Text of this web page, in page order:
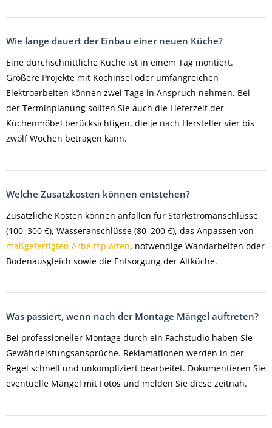
Wie lange dauert der Einbau einer neuen Küche?
Eine durchschnittliche Küche ist in einem Tag montiert.
Größere Projekte mit Kochinsel oder umfangreichen
Elektroarbeiten können zwei Tage in Anspruch nehmen. Bei
der Terminplanung sollten Sie auch die Lieferzeit der
Küchenmöbel berücksichtigen, die je nach Hersteller vier bis
zwölf Wochen betragen kann.
Welche Zusatzkosten können entstehen?
Zusätzliche Kosten können anfallen für Starkstromanschlüsse
(100–300 €), Wasseranschlüsse (80–200 €), das Anpassen von
maßgefertigten Arbeitsplatten, notwendige Wandarbeiten oder
Bodenausgleich sowie die Entsorgung der Altküche.
Was passiert, wenn nach der Montage Mängel auftreten?
Bei professioneller Montage durch ein Fachstudio haben Sie
Gewährleistungsansprüche. Reklamationen werden in der
Regel schnell und unkompliziert bearbeitet. Dokumentieren Sie
eventuelle Mängel mit Fotos und melden Sie diese zeitnah.